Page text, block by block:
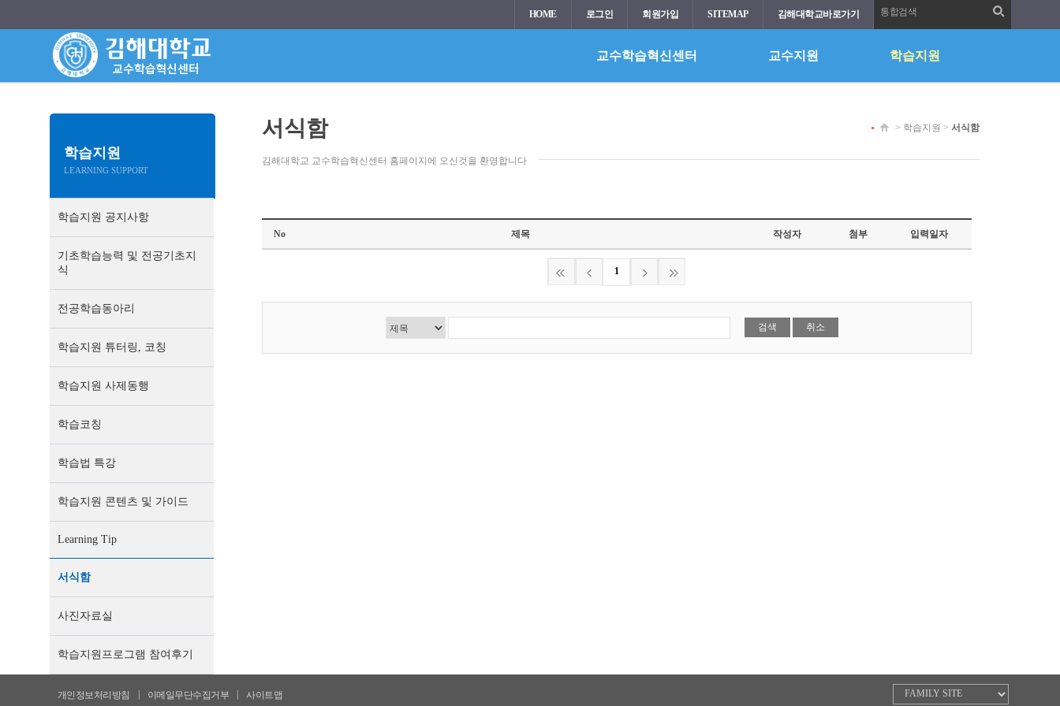
HOME 로그인 회원가입 SITEMAP 김해대학교바로가기 통합검색
교수학습혁신센터 교수지원 학습지원
학습지원
LEARNING SUPPORT
학습지원 공지사항
기초학습능력 및 전공기초지
식
전공학습동아리
학습지원 튜터링, 코칭
학습지원 사제동행
학습코칭
학습법 특강
학습지원 콘텐츠 및 가이드
Learning Tip
서식함
사진자료실
학습지원프로그램 참여후기
서식함 > 학습지원 > 서식함
김해대학교 교수학습혁신센터 홈페이지에 오신것을 환영합니다
No 제목 작성자 첨부 입력일자
1
개인정보처리방침 이메일무단수집거부 사이트맵